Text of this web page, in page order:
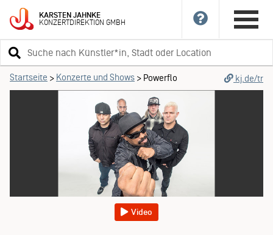
KARSTENJAHNKE
KONZERTDIREKTIONGMBH
Suchbegriff
eingeben
Startseite > Konzerte und Shows > Powerflo kj.de/tr
Video